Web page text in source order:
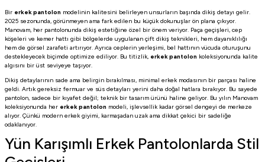
Bir erkek pantolon modelinin kalitesini belirleyen unsurların başında dikiş detayı gelir.
2025 sezonunda, görünmeyen ama fark edilen bu küçük dokunuşlar ön plana çıkıyor.
Manovam, her pantolonunda dikiş estetiğine özel bir önem veriyor. Paça geçişleri, cep
köşeleri ve kemer hattı gibi bölgelerde uygulanan çift dikiş teknikleri, hem dayanıklılığı
hem de görsel zarafeti artırıyor. Ayrıca ceplerin yerleşimi, bel hattının vücuda oturuşunu
destekleyecek biçimde optimize ediliyor. Bu titizlik, erkek pantolon koleksiyonunda kalite
algısını bir üst seviyeye taşıyor.
Dikiş detaylarının sade ama belirgin bırakılması, minimal erkek modasının bir parçası haline
geldi. Artık gereksiz fermuar ve süs detayları yerini daha doğal hatlara bırakıyor. Bu sayede
pantolon, sadece bir kıyafet değil; teknik bir tasarım ürünü haline geliyor. Bu yılın Manovam
koleksiyonunda her erkek pantolon modeli, işlevsellik kadar görsel dengeyi de merkeze
alıyor. Çünkü modern erkek giyimi, karmaşadan uzak ama dikkat çekici bir sadeliğe
odaklanıyor.
Yün Karışımlı Erkek Pantolonlarda Stil